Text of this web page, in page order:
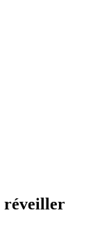
réveiller